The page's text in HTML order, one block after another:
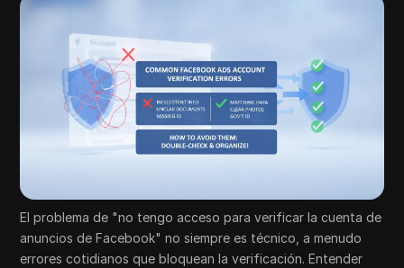
El problema de "no tengo acceso para verificar la cuenta de
anuncios de Facebook" no siempre es técnico, a menudo
errores cotidianos que bloquean la verificación. Entender